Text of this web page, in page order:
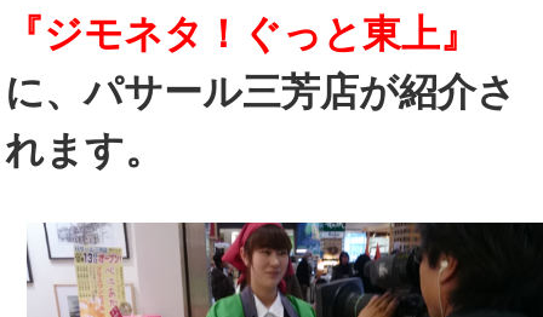
『ジモネタ！ぐっと東上』
に、パサール三芳店が紹介さ
れます。